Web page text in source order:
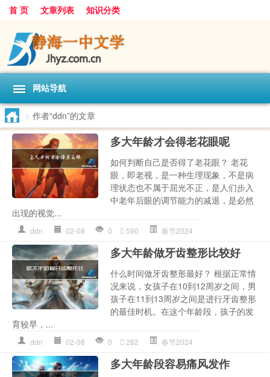
首 页 文章列表 知识分类
网站导航
> 作者“ddn”的文章
多大年龄才会得老花眼呢
如何判断自己是否得了老花眼？ 老花
眼，即老视，是一种生理现象，不是病
理状态也不属于屈光不正，是人们步入
中老年后眼的调节能力的减退，是必然
出现的视觉...
ddn 02-08 0 590 春节2024
多大年龄做牙齿整形比较好
什么时间做牙齿整形最好？ 根据正常情
况来说，女孩子在10到12周岁之间，男
孩子在11到13周岁之间是进行牙齿整形
的最佳时机。在这个年龄段，孩子的发
育较早，...
ddn 02-08 0 282 春节2024
多大年龄段容易痛风发作